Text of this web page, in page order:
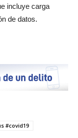
incluye carga
de datos.
#covid19